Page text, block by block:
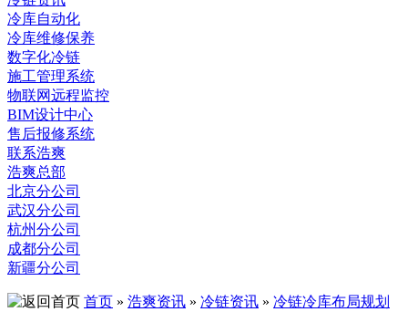
冷库自动化
冷库维修保养
数字化冷链
施工管理系统
物联网远程监控
BIM设计中心
售后报修系统
联系浩爽
浩爽总部
北京分公司
武汉分公司
杭州分公司
成都分公司
新疆分公司
首页 » 浩爽资讯 » 冷链资讯 » 冷链冷库布局规划